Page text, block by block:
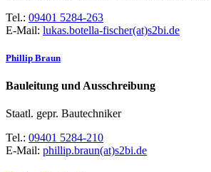
Tel.: 09401 5284-263
E-Mail: lukas.botella-fischer(at)s2bi.de
Phillip Braun
Bauleitung und Ausschreibung
Staatl. gepr. Bautechniker
Tel.: 09401 5284-210
E-Mail: phillip.braun(at)s2bi.de